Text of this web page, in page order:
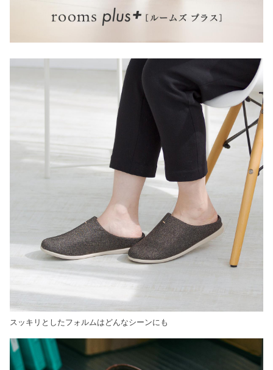
スッキリとしたフォルムはどんなシーンにも